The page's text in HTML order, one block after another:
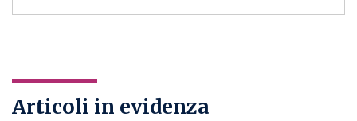
Articoli in evidenza